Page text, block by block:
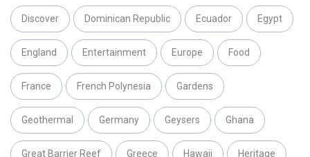
Discover Dominican Republic Ecuador Egypt
England Entertainment Europe Food
France French Polynesia Gardens
Geothermal Germany Geysers Ghana
Great Barrier Reef Greece Hawaii Heritage